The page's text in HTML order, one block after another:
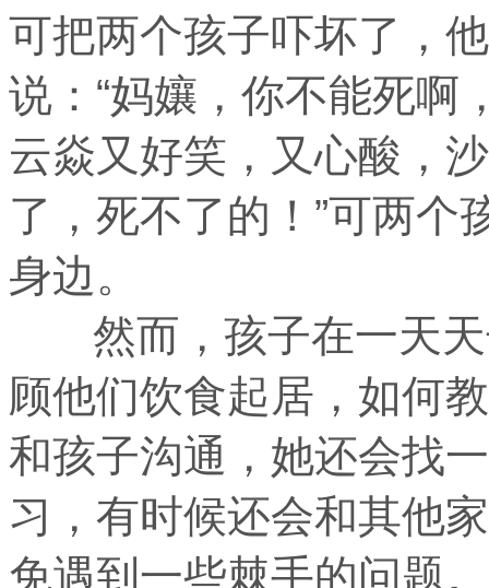
可把两个孩子吓坏了，
说：“妈孃，你不能死啊
云焱又好笑，又心酸，
了，死不了的！”可两个
身边。
然而，孩子在一天天
顾他们饮食起居，如何
和孩子沟通，她还会找
习，有时候还会和其他
免遇到一些棘手的问题。